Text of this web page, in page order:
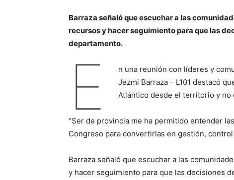
Barraza señaló que escuchar a las
recursos y hacer seguimiento para que las
departamento.
E
n una reunión con líderes y
Jezmi Barraza – L101 destacó
Atlántico desde el territorio y no
“Ser de provincia me ha permitido entender
Congreso para convertirlas en gestión,
Barraza señaló que escuchar a las
y hacer seguimiento para que las decisiones